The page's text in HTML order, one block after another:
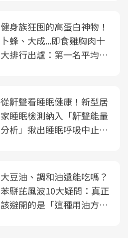
健身族狂囤的高蛋白神物！
卜蜂、大成...即食雞胸肉十
大排行出爐：第一名平均一
從鼾聲看睡眠健康！新型居
家睡眠檢測納入「鼾聲能量
分析」揪出睡眠呼吸中止症
大豆油、調和油還能吃嗎？
苯駢芘風波10大疑問：真正
該避開的是「這種用油方